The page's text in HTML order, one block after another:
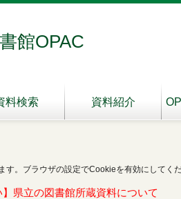
館OPAC
料検索 資料紹介
す。ブラウザの設定でCookieを有効にしてく
】県立の図書館所蔵資料について